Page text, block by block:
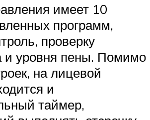
имеет 10
программ,
проверку
и уровня пены. Помимо
на лицевой
и
таймер,